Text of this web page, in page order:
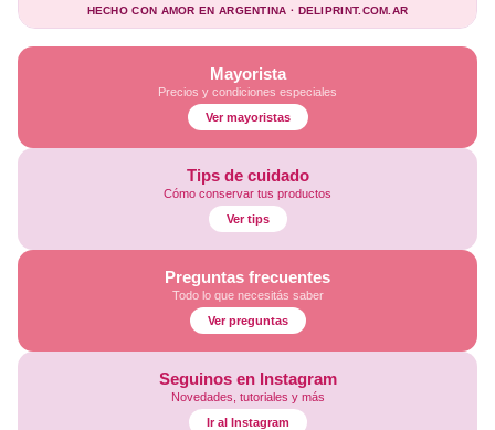
Mayorista
Precios y condiciones especiales
Ver mayoristas
Tips de cuidado
Cómo conservar tus productos
Ver tips
Preguntas frecuentes
Todo lo que necesitás saber
Ver preguntas
Seguinos en Instagram
Novedades, tutoriales y más
Ir al Instagram
HECHO CON AMOR EN ARGENTINA · DELIPRINT.COM.AR